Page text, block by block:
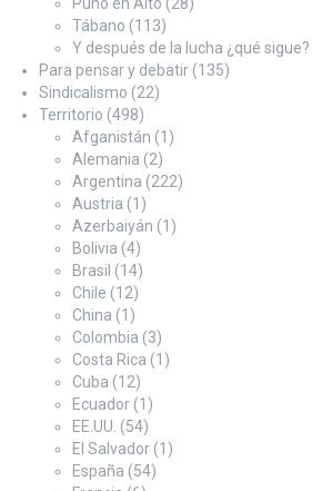
Puño en Alto (28)
Tábano (113)
Y después de la lucha ¿qué sigue?
Para pensar y debatir (135)
Sindicalismo (22)
Territorio (498)
Afganistán (1)
Alemania (2)
Argentina (222)
Austria (1)
Azerbaiyán (1)
Bolivia (4)
Brasil (14)
Chile (12)
China (1)
Colombia (3)
Costa Rica (1)
Cuba (12)
Ecuador (1)
EE.UU. (54)
El Salvador (1)
España (54)